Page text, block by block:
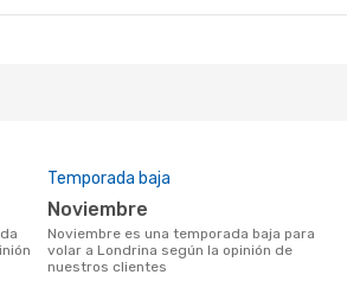
Temporada baja
noviembre
noviembre es una temporada baja para
volar a Londrina según la opinión de
nuestros clientes